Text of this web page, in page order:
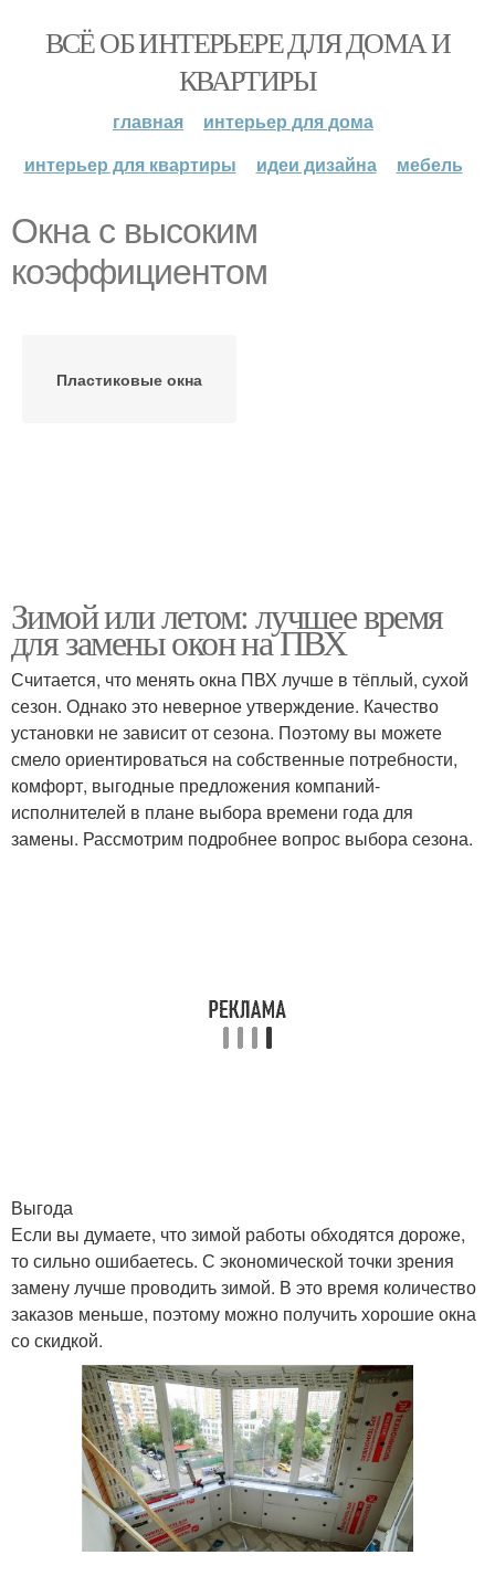
ВСЁ ОБ ИНТЕРЬЕРЕ ДЛЯ ДОМА И
КВАРТИРЫ
главная
интерьер для дома
интерьер для квартиры
идеи дизайна мебель
Окна с высоким
коэффициентом
Пластиковые окна
Зимой или летом: лучшее время
для замены окон на ПВХ
Считается, что менять окна ПВХ лучше в тёплый, сухой
сезон. Однако это неверное утверждение. Качество
установки не зависит от сезона. Поэтому вы можете
смело ориентироваться на собственные потребности,
комфорт, выгодные предложения компаний-
исполнителей в плане выбора времени года для
замены. Рассмотрим подробнее вопрос выбора сезона.
Выгода
Если вы думаете, что зимой работы обходятся дороже,
то сильно ошибаетесь. С экономической точки зрения
замену лучше проводить зимой. В это время количество
заказов меньше, поэтому можно получить хорошие окна
со скидкой.